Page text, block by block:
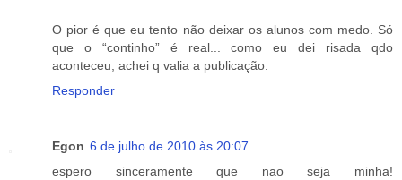
O pior é que eu tento não deixar os alunos com medo. Só
que o “continho” é real... como eu dei risada qdo
aconteceu, achei q valia a publicação.
Responder
Egon 6 de julho de 2010 às 20:07
espero sinceramente que nao seja minha!